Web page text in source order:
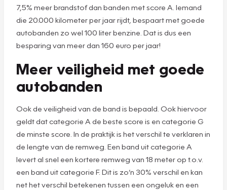
7,5% meer brandstof dan banden met score A. Iemand
die 20.000 kilometer per jaar rijdt, bespaart met goede
autobanden zo wel 100 liter benzine. Dat is dus een
besparing van meer dan 160 euro per jaar!
Meer veiligheid met goede
autobanden
Ook de veiligheid van de band is bepaald. Ook hiervoor
geldt dat categorie A de beste score is en categorie G
de minste score. In de praktijk is het verschil te verklaren in
de lengte van de remweg. Een band uit categorie A
levert al snel een kortere remweg van 18 meter op t.o.v.
een band uit categorie F. Dit is zo’n 30% verschil en kan
net het verschil betekenen tussen een ongeluk en een